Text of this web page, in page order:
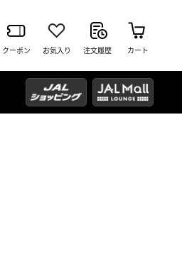
クーポン お気入り 注文履歴 カート